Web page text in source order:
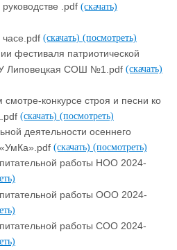
.pdf (скачать)
(скачать) (посмотреть)
фестиваля патриотической
Липовецкая СОШ №1.pdf (скачать)
конкурсе строя и песни ко
(скачать) (посмотреть)
деятельности осеннего
(скачать) (посмотреть)
работы НОО 2024-
работы ООО 2024-
работы СОО 2024-